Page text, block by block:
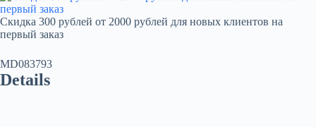
Скидка 300 рублей от 2000 рублей для новых клиентов на
первый заказ
MD083793
Details